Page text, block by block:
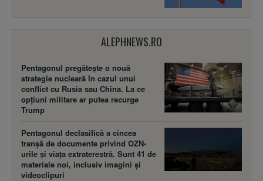
ALEPHNEWS.RO
Pentagonul pregătește o nouă
strategie nucleară în cazul unui
conflict cu Rusia sau China. La ce
opțiuni militare ar putea recurge
Trump
Pentagonul declasifică a cincea
tranșă de documente privind OZN-
urile și viața extraterestră. Sunt 41 de
materiale noi, inclusiv imagini și
videoclipuri